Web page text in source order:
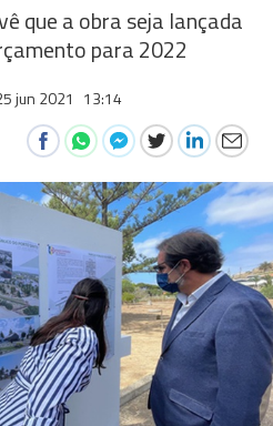
que a obra seja lançada
para 2022
jun 2021 13:14